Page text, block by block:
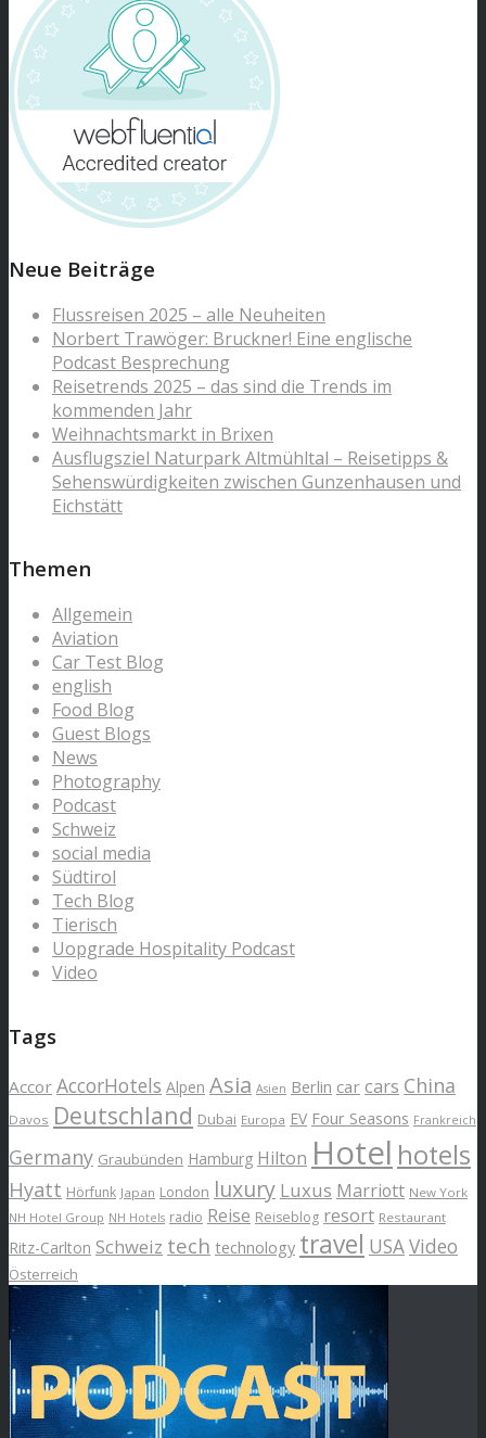
Neue Beiträge
Flussreisen 2025 – alle Neuheiten
Norbert Trawöger: Bruckner! Eine englische
Podcast Besprechung
Reisetrends 2025 – das sind die Trends im
kommenden Jahr
Weihnachtsmarkt in Brixen
Ausflugsziel Naturpark Altmühltal – Reisetipps &
Sehenswürdigkeiten zwischen Gunzenhausen und
Eichstätt
Themen
Allgemein
Aviation
Car Test Blog
english
Food Blog
Guest Blogs
News
Photography
Podcast
Schweiz
social media
Südtirol
Tech Blog
Tierisch
Uopgrade Hospitality Podcast
Video
Tags
Accor AccorHotels Alpen Asia Asien Berlin car cars China
Davos Deutschland Dubai Europa EV Four Seasons Frankreich
Germany Graubünden Hamburg Hilton Hotel hotels
Hyatt Hörfunk Japan London luxury Luxus Marriott New York
NH Hotel Group NH Hotels radio Reise Reiseblog resort Restaurant
Ritz-Carlton Schweiz tech technology travel USAVideo
Österreich